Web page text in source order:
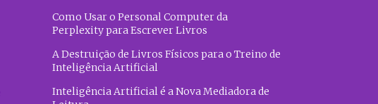
Como Usar o Personal Computer da
Perplexity para Escrever Livros
A Destruição de Livros Físicos para o Treino de
Inteligência Artificial
Inteligência Artificial é a Nova Mediadora de